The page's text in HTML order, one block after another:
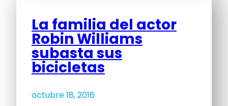
La familia del actor
Robin Williams
subasta sus
bicicletas
octubre 18, 2016